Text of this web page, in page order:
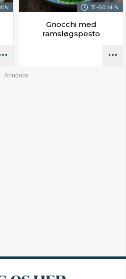
31-60 MIN.
Gnocchi med
ramsløgspesto